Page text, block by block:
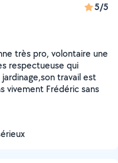
5/5
très pro, volontaire une
respectueuse qui
travail est
vivement Frédéric sans